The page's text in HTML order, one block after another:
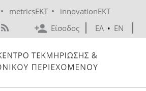
• metricsEKT •
innovationEKT
Είσοδος
ΕΛ • EN